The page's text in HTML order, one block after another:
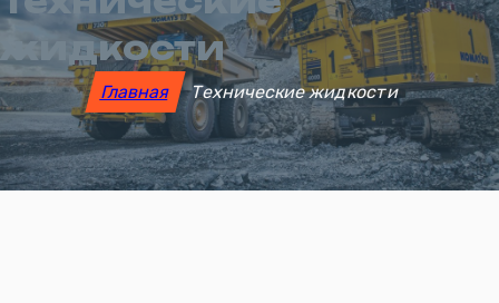
жидкости
Главная Технические жидкости